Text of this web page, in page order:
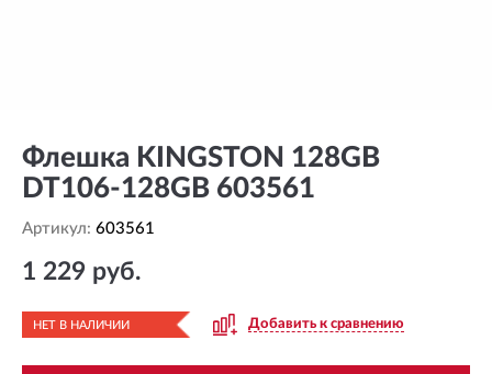
Флешка KINGSTON 128GB
DT106-128GB 603561
Артикул: 603561
1 229 руб.
НЕТ В НАЛИЧИИ Добавить к сравнению